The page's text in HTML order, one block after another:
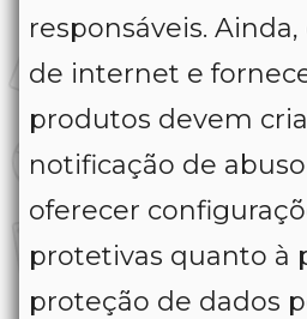
responsáveis.
de internet e
produtos devem
notificação de
oferecer
protetivas quanto à
proteção de dados